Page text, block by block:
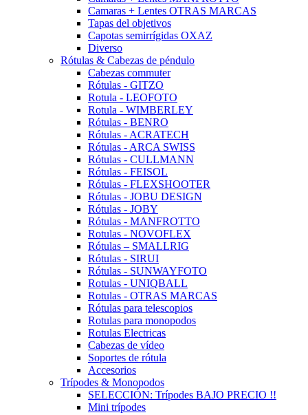
Camaras + Lentes OTRAS MARCAS
Tapas del objetivos
Capotas semirrígidas OXAZ
Diverso
Rótulas & Cabezas de péndulo
Cabezas commuter
Rótulas - GITZO
Rotula - LEOFOTO
Rotula - WIMBERLEY
Rótulas - BENRO
Rótulas - ACRATECH
Rótulas - ARCA SWISS
Rótulas - CULLMANN
Rótulas - FEISOL
Rótulas - FLEXSHOOTER
Rótulas - JOBU DESIGN
Rótulas - JOBY
Rótulas - MANFROTTO
Rotulas - NOVOFLEX
Rótulas – SMALLRIG
Rótulas - SIRUI
Rótulas - SUNWAYFOTO
Rotulas - UNIQBALL
Rotulas - OTRAS MARCAS
Rótulas para telescopios
Rotulas para monopodos
Rotulas Electricas
Cabezas de vídeo
Soportes de rótula
Accesorios
Trípodes & Monopodos
SELECCIÓN: Trípodes BAJO PRECIO !!
Mini trípodes